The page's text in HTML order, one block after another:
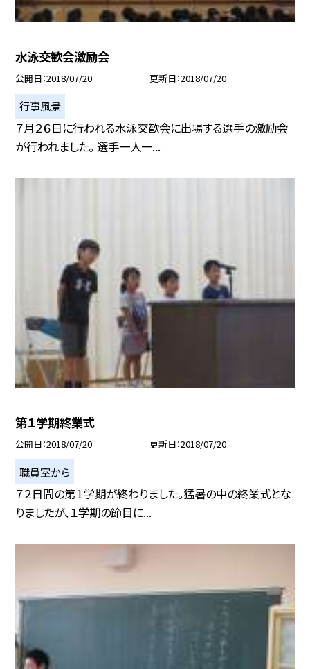
水泳交歓会激励会
公開日 2018/07/20 更新日 2018/07/20
行事風景
７月２６日に行われる水泳交歓会に出場する選手の激励会
が行われました。 選手一人一...
第１学期終業式
公開日 2018/07/20 更新日 2018/07/20
職員室から
７２日間の第１学期が終わりました。猛暑の中の終業式とな
りましたが、１学期の節目に...